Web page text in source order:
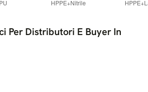
Per Distributori E Buyer In